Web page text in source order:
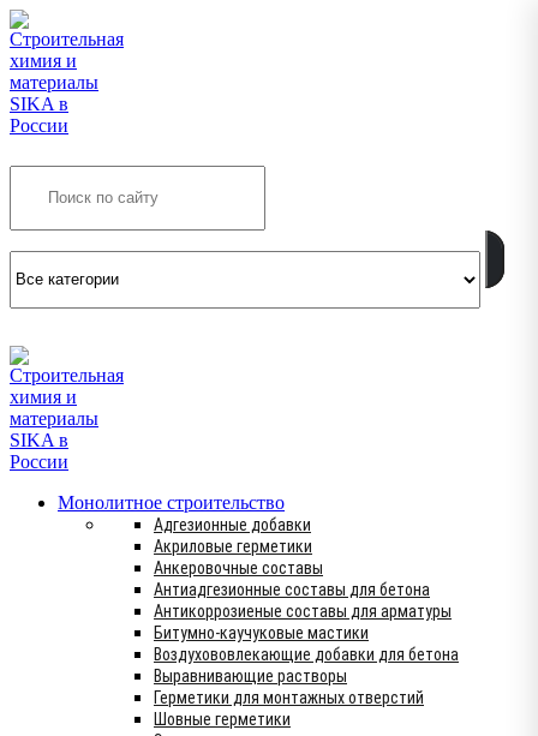
Монолитное строительство
Адгезионные добавки
Акриловые герметики
Анкеровочные составы
Антиадгезионные составы для бетона
Антикоррозиеные составы для арматуры
Битумно-каучуковые мастики
Воздухововлекающие добавки для бетона
Выравнивающие растворы
Герметики для монтажных отверстий
Шовные герметики